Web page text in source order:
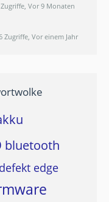
Vor 9 Monaten
Zugriffe, Vor einem Jahr
bluetooth
defekt edge